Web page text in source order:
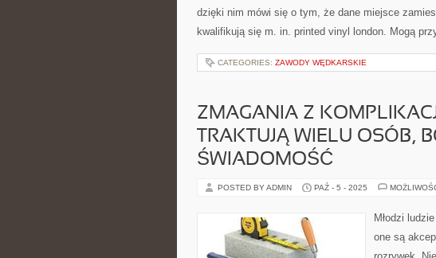
dzięki nim mówi się o tym, że dane miejsce
kwalifikują się m. in. printed vinyl london. Mogą
CATEGORIES: ZAWODY WĘDKARSKIE
ZMAGANIA Z
TRAKTUJĄ WIELU OSÓB,
ŚWIADOMOŚĆ
POSTED BY ADMIN PAŹ - 5 - 2025
Młodzi
one są